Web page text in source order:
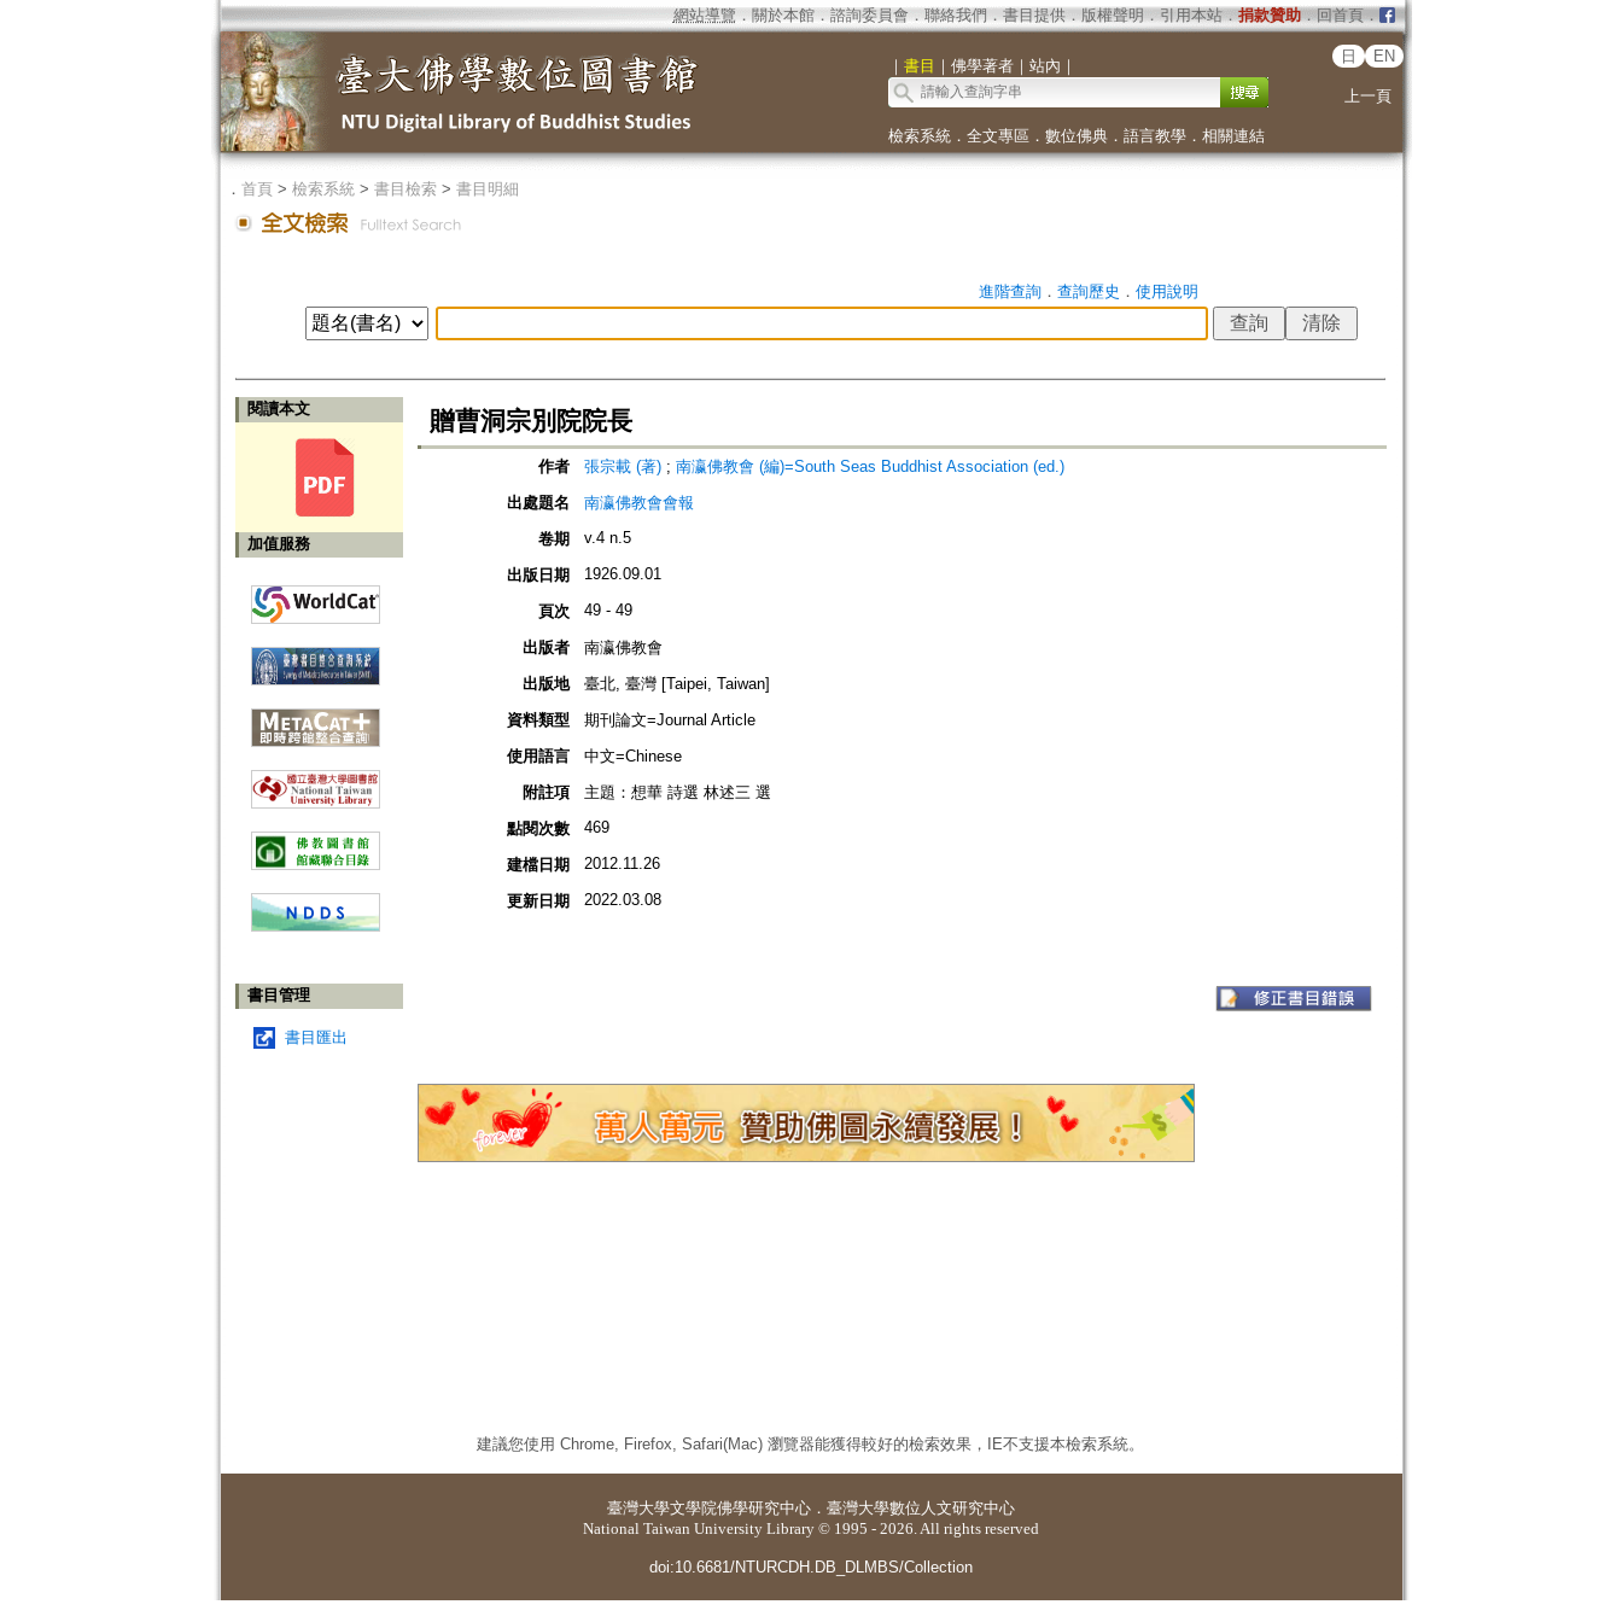
網站導覽 ． 關於本館． 諮詢委員會． 聯絡我們 ． 書目提供． 版權聲明 ． 引用本站． 捐款贊助．回首頁．
｜ 書目 ｜ 佛學著者｜ 站內 ｜
日 EN
上一頁
檢索系統． 全文專區 ． 數位佛典． 語言教學． 相關連結
． 首頁> 檢索系統> 書目檢索> 書目明細
進階查詢． 查詢歷史 ． 使用說明
閱讀本文
加值服務
書目管理
書目匯出
贈曹洞宗別院院長
作者 張宗載 (著); 南瀛佛教會 (編)=South Seas Buddhist Association (ed.)
出處題名
南瀛佛教會會報
卷期
v.4 n.5
出版日期 1926.09.01
頁次 49 - 49
出版者
南瀛佛教會
出版地
臺北, 臺灣 [Taipei, Taiwan]
資料類型
期刊論文=Journal Article
使用語言
中文=Chinese
附註項
主題：想華 詩選 林述三 選
點閱次數
469
建檔日期 2012.11.26
更新日期 2022.03.08
建議您使用 Chrome, Firefox, Safari(Mac) 瀏覽器能獲得較好的檢索效果，IE不支援本檢索系統。
臺灣大學文學院佛學研究中心 ． 臺灣大學數位人文研究中心
National Taiwan University Library © 1995 - 2026. All rights reserved
doi:10.6681/NTURCDH.DB_DLMBS/Collection